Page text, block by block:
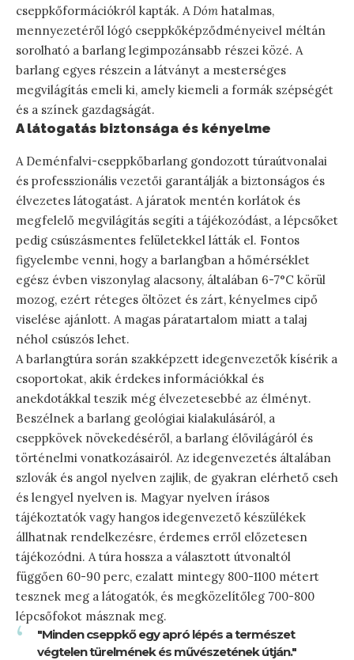
cseppkőformációkról kapták. ADóm hatalmas,
mennyezetéről lógó cseppkőképződményeivel méltán
sorolható a barlang legimpozánsabb részei közé. A
barlang egyes részein a látványt a mesterséges
megvilágítás emeli ki, amely kiemeli a formák szépségét
és a színek gazdagságát.
A látogatás biztonsága és kényelme
A Deménfalvi-cseppkőbarlang gondozott túraútvonalai
és professzionális vezetői garantálják a biztonságos és
élvezetes látogatást. A járatok mentén korlátok és
megfelelő megvilágítás segíti a tájékozódást, a lépcsőket
pedig csúszásmentes felületekkel látták el. Fontos
figyelembe venni, hogy a barlangban a hőmérséklet
egész évben viszonylag alacsony, általában 6-7°C körül
mozog, ezért réteges öltözet és zárt, kényelmes cipő
viselése ajánlott. A magas páratartalom miatt a talaj
néhol csúszós lehet.
A barlangtúra során szakképzett idegenvezetők kísérik a
csoportokat, akik érdekes információkkal és
anekdotákkal teszik még élvezetesebbé az élményt.
Beszélnek a barlang geológiai kialakulásáról, a
cseppkövek növekedéséről, a barlang élővilágáról és
történelmi vonatkozásairól. Az idegenvezetés általában
szlovák és angol nyelven zajlik, de gyakran elérhető cseh
és lengyel nyelven is. Magyar nyelven írásos
tájékoztatók vagy hangos idegenvezető készülékek
állhatnak rendelkezésre, érdemes erről előzetesen
tájékozódni. A túra hossza a választott útvonaltól
függően 60-90 perc, ezalatt mintegy 800-1100 métert
tesznek meg a látogatók, és megközelítőleg 700-800
lépcsőfokot másznak meg.
"Minden cseppkő egy apró lépés a természet
végtelen türelmének és művészetének útján."